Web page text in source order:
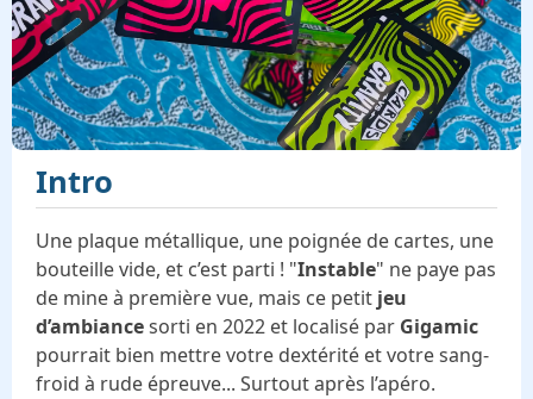
Intro
Une plaque métallique, une poignée de cartes, une
bouteille vide, et c’est parti ! "Instable" ne paye pas
de mine à première vue, mais ce petit jeu
d’ambiancesorti en 2022 et localisé par Gigamic
pourrait bien mettre votre dextérité et votre sang-
froid à rude épreuve... Surtout après l’apéro.